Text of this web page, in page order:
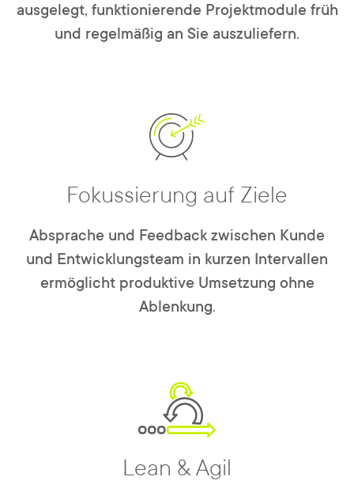
ausgelegt, funktionierende Projektmodule früh
und regelmäßig an Sie auszuliefern.
Fokussierung auf Ziele
Absprache und Feedback zwischen Kunde
und Entwicklungsteam in kurzen Intervallen
ermöglicht produktive Umsetzung ohne
Ablenkung.
Lean & Agil